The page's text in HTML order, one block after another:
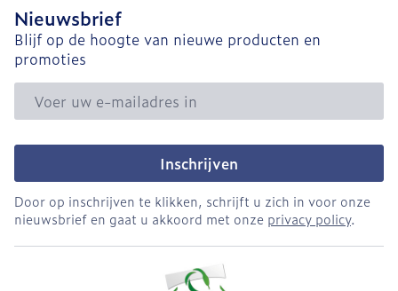
Nieuwsbrief
Blijf op de hoogte van nieuwe producten en
promoties
E-mail adres
Inschrijven
Door op inschrijven te klikken, schrijft u zich in voor onze
nieuwsbrief en gaat u akkoord met onze privacy policy.